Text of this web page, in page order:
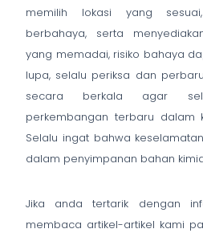
memilih lokasi yang
berbahaya, serta
yang memadai, risiko bahaya
lupa, selalu periksa dan
secara berkala agar
perkembangan terbaru dalam
Selalu ingat bahwa
dalam penyimpanan bahan
Jika anda tertarik dengan
membaca artikel-artikel kami